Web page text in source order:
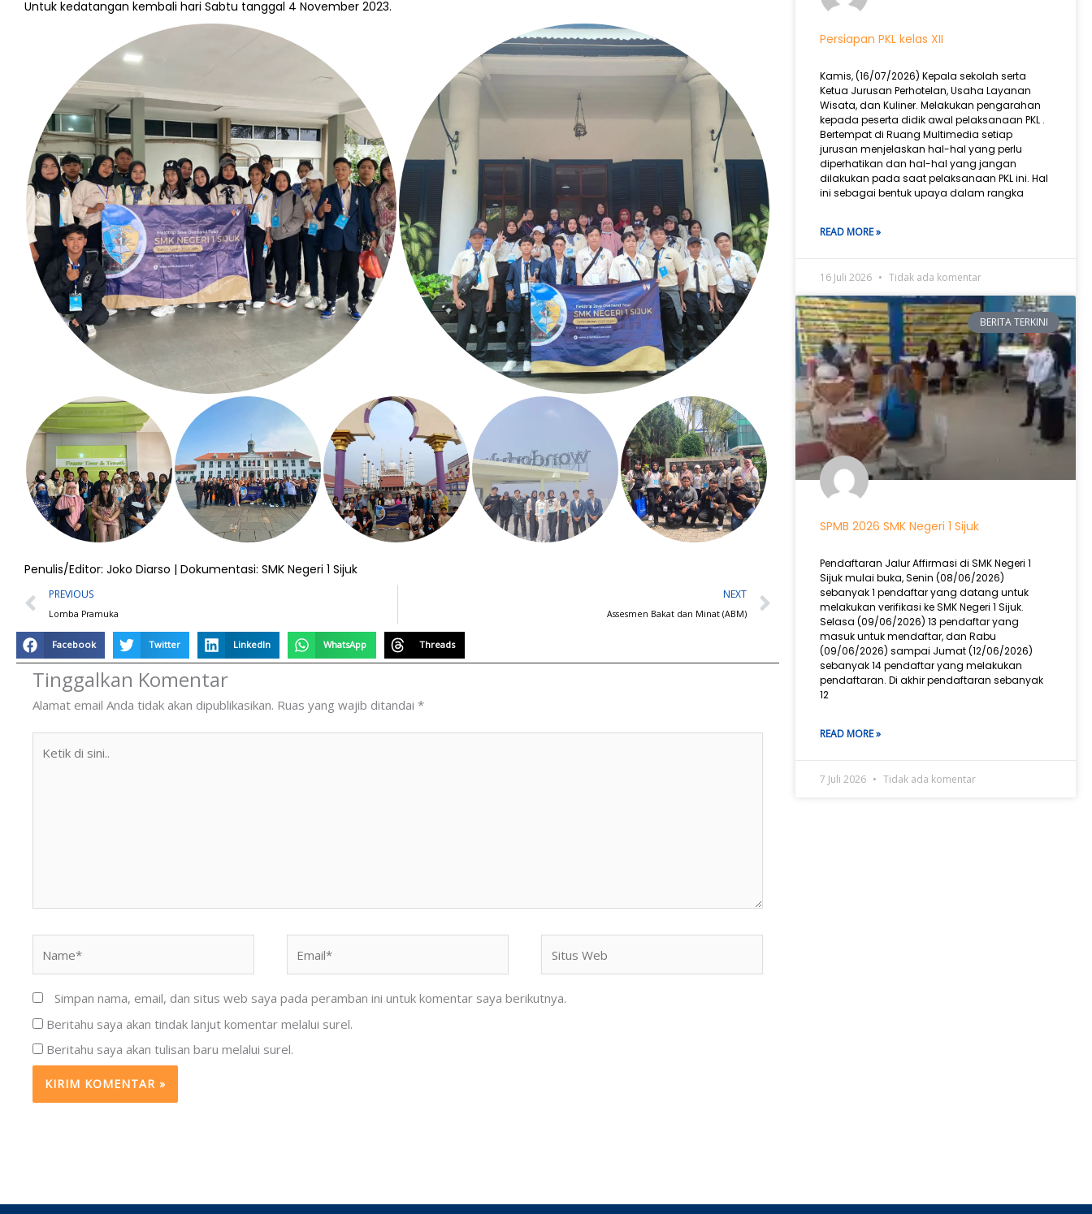
Untuk kedatangan kembali hari Sabtu tanggal 4 November 2023.
Penulis/Editor: Joko Diarso | Dokumentasi: SMK Negeri 1 Sijuk
Prev
PREVIOUS
Lomba Pramuka
NEXT
Assesmen Bakat dan Minat (ABM)
Next
Facebook Twitter LinkedIn WhatsApp Threads
Tinggalkan Komentar
Alamat email Anda tidak akan dipublikasikan. Ruas yang wajib ditandai *
Web
Simpan nama, email, dan situs web saya pada peramban ini untuk komentar saya berikutnya.
Beritahu saya akan tindak lanjut komentar melalui surel.
Beritahu saya akan tulisan baru melalui surel.
Persiapan PKL kelas XII
Kamis, (16/07/2026) Kepala sekolah serta
Ketua Jurusan Perhotelan, Usaha Layanan
Wisata, dan Kuliner. Melakukan pengarahan
kepada peserta didik awal pelaksanaan PKL .
Bertempat di Ruang Multimedia setiap
jurusan menjelaskan hal-hal yang perlu
diperhatikan dan hal-hal yang jangan
dilakukan pada saat pelaksanaan PKL ini. Hal
ini sebagai bentuk upaya dalam rangka
READ MORE »
16 Juli 2026 Tidak ada komentar
BERITA TERKINI
SPMB 2026 SMK Negeri 1 Sijuk
Pendaftaran Jalur Affirmasi di SMK Negeri 1
Sijuk mulai buka, Senin (08/06/2026)
sebanyak 1 pendaftar yang datang untuk
melakukan verifikasi ke SMK Negeri 1 Sijuk.
Selasa (09/06/2026) 13 pendaftar yang
masuk untuk mendaftar, dan Rabu
(09/06/2026) sampai Jumat (12/06/2026)
sebanyak 14 pendaftar yang melakukan
pendaftaran. Di akhir pendaftaran sebanyak
12
READ MORE »
7 Juli 2026 Tidak ada komentar